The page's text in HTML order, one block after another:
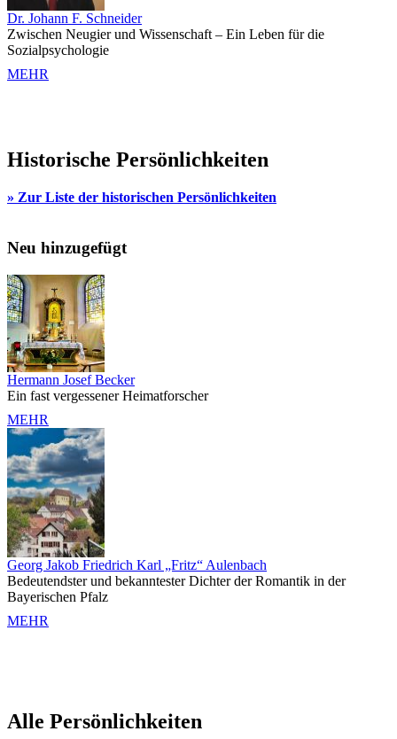
Dr. Johann F. Schneider
Zwischen Neugier und Wissenschaft – Ein Leben für die
Sozialpsychologie
MEHR
Historische Persönlichkeiten
» Zur Liste der historischen Persönlichkeiten
Neu hinzugefügt
Hermann Josef Becker
Ein fast vergessener Heimatforscher
MEHR
Georg Jakob Friedrich Karl „Fritz“ Aulenbach
Bedeutendster und bekanntester Dichter der Romantik in der
Bayerischen Pfalz
MEHR
Alle Persönlichkeiten